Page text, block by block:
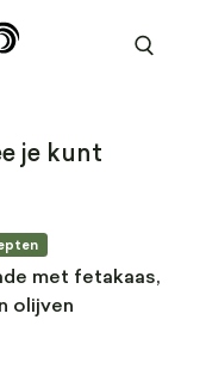
je kunt
met fetakaas,
olijven